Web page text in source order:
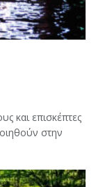
και επισκέπτες
στην